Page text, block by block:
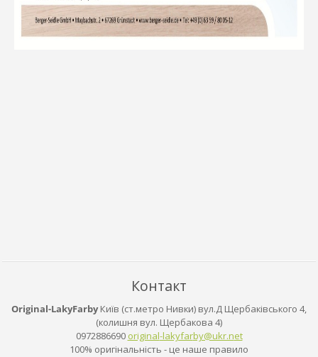
Контакт
Original-LakyFarby Київ (ст.метро Нивки) вул.Д Щербаківського 4,
(колишня вул. Щербакова 4)
0972886690 original-lakyfarby@ukr.net
100% оригінальність - це наше правило